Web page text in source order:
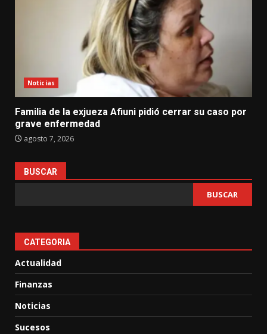
Noticias
Familia de la exjueza Afiuni pidió cerrar su caso por
grave enfermedad
agosto 7, 2026
BUSCAR
BUSCAR
CATEGORIA
Actualidad
Finanzas
Noticias
Sucesos